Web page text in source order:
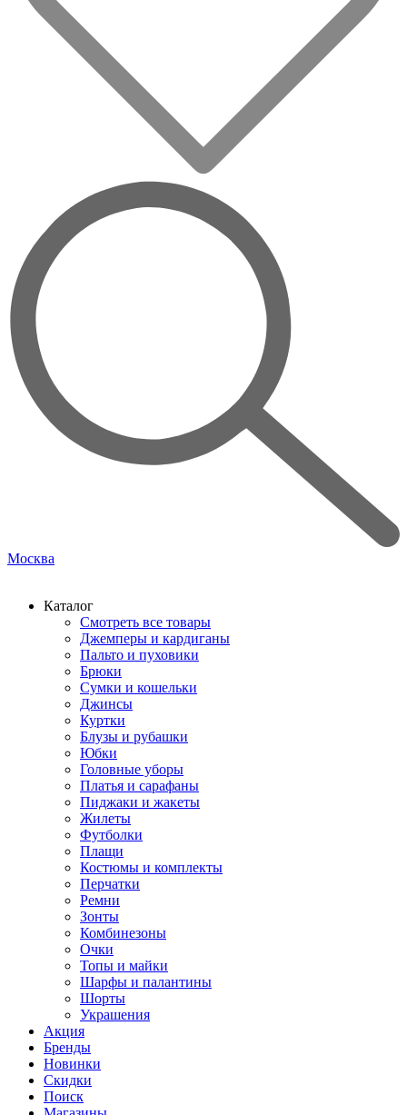
Москва
Каталог
Смотреть все товары
Джемперы и кардиганы
Пальто и пуховики
Брюки
Сумки и кошельки
Джинсы
Куртки
Блузы и рубашки
Юбки
Головные уборы
Платья и сарафаны
Пиджаки и жакеты
Жилеты
Футболки
Плащи
Костюмы и комплекты
Перчатки
Ремни
Зонты
Комбинезоны
Очки
Топы и майки
Шарфы и палантины
Шорты
Украшения
Акция
Бренды
Новинки
Скидки
Поиск